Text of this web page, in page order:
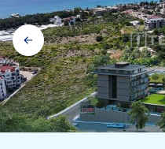
Galerij
navigatie